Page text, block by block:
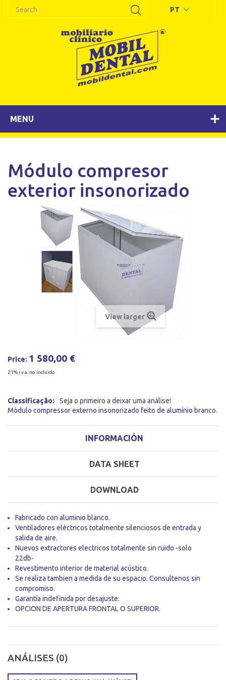
PT
MENU
Módulo compresor
exterior insonorizado
View larger
Price: 1 580,00 €
21% i.v.a. no incluido
Classificação:
Seja o primeiro a deixar uma análise!
Módulo compressor externo insonorizado feito de alumínio branco.
INFORMACIÓN
DATA SHEET
DOWNLOAD
Fabricado con aluminio blanco.
Ventiladores eléctricos totalmente silenciosos de entrada y
salida de aire.
Nuevos extractores electricos totalmente sin ruido -solo
22db-
Revestimento interior de material acústico.
Se realiza tambien a medida de su espacio. Consultenos sin
compromiso.
Garantía indefinida por desajuste.
OPCION DE APERTURA FRONTAL O SUPERIOR.
ANÁLISES (0)